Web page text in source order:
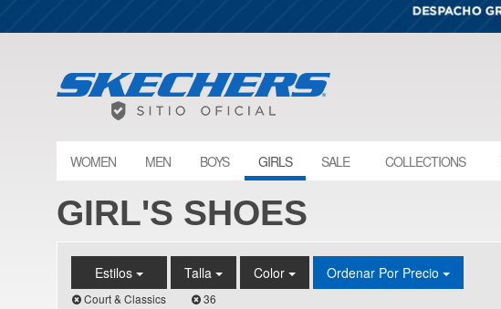
WOMEN MEN BOYS GIRLS SALE COLLECTIONS
GIRL'S SHOES
Estilos
Court & Classics
Talla
36
Color Ordenar Por Precio